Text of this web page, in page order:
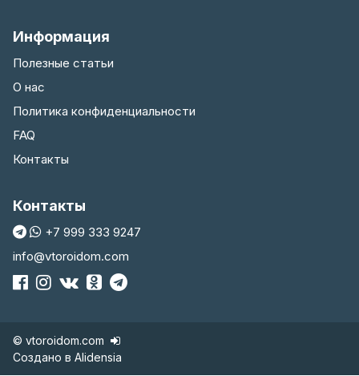
Информация
Полезные статьи
О нас
Политика конфиденциальности
FAQ
Контакты
Контакты
+7 999 333 9247
info@vtoroidom.com
© vtoroidom.com
Создано в Alidensia